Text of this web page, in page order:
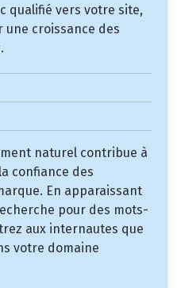
qualifié vers votre site,
croissance des
naturel contribue à
confiance des
En apparaissant
pour des mots-
aux internautes que
votre domaine